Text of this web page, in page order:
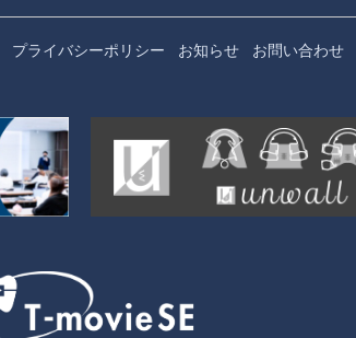
プライバシーポリシー お知らせ お問い合わせ